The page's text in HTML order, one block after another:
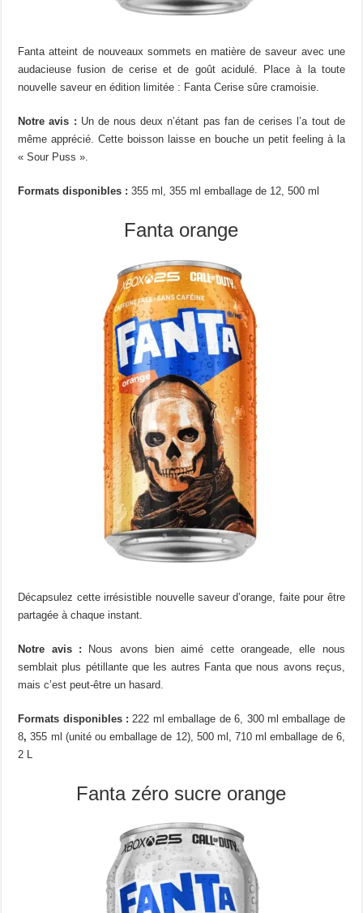
Fanta atteint de nouveaux sommets en matière de saveur avec une
audacieuse fusion de cerise et de goût acidulé. Place à la toute
nouvelle saveur en édition limitée : Fanta Cerise sûre cramoisie.
Notre avis : Un de nous deux n’étant pas fan de cerises l’a tout de
même apprécié. Cette boisson laisse en bouche un petit feeling à la
« Sour Puss ».
Formats disponibles : 355 ml, 355 ml emballage de 12, 500 ml
Fanta orange
Décapsulez cette irrésistible nouvelle saveur d’orange, faite pour être
partagée à chaque instant.
Notre avis :
Nous avons bien aimé cette orangeade, elle nous
semblait plus pétillante que les autres Fanta que nous avons reçus,
mais c’est peut-être un hasard.
Formats disponibles :222 ml emballage de 6, 300 ml emballage de
8,355 ml (unité ou emballage de 12), 500 ml, 710 ml emballage de 6,
2 L
Fanta zéro sucre orange